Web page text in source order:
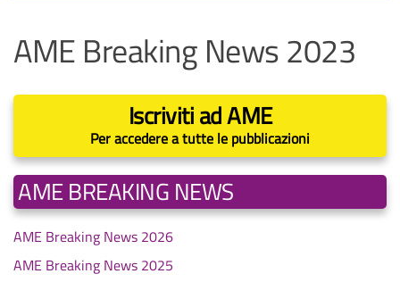
AME Breaking News 2023
Iscriviti ad AME
Per accedere a tutte le pubblicazioni
AME BREAKING NEWS
AME Breaking News 2026
AME Breaking News 2025